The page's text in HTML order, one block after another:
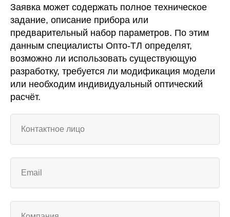
Заявка может содержать полное техническое
задание, описание прибора или
предварительный набор параметров. По этим
данным специалисты Опто-ТЛ определят,
возможно ли использовать существующую
разработку, требуется ли модификация модели
или необходим индивидуальный оптический
расчёт.